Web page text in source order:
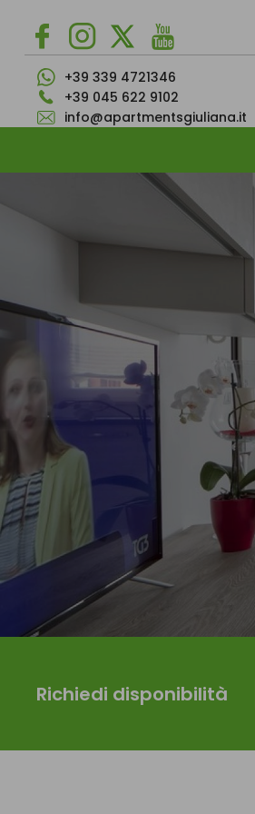
+39 339 4721346
+39 045 622 9102
info@apartmentsgiuliana.it
Richiedi disponibilità